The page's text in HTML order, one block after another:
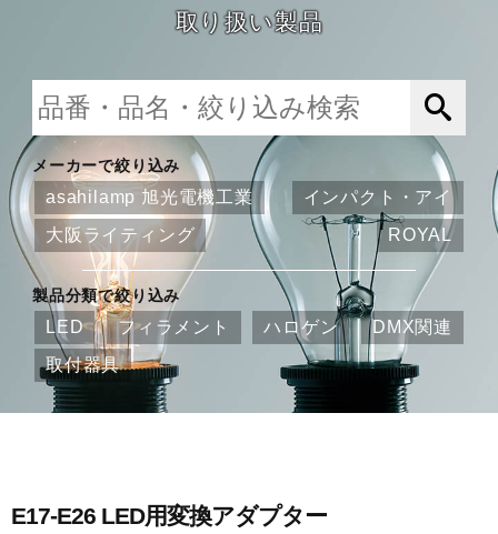
取り扱い製品
メーカーで絞り込み
asahilamp 旭光電機工業
インパクト・アイ
大阪ライティング
ROYAL
製品分類で絞り込み
LED フィラメント ハロゲン
DMX関連
取付器具
E17-E26 LED用変換アダプター